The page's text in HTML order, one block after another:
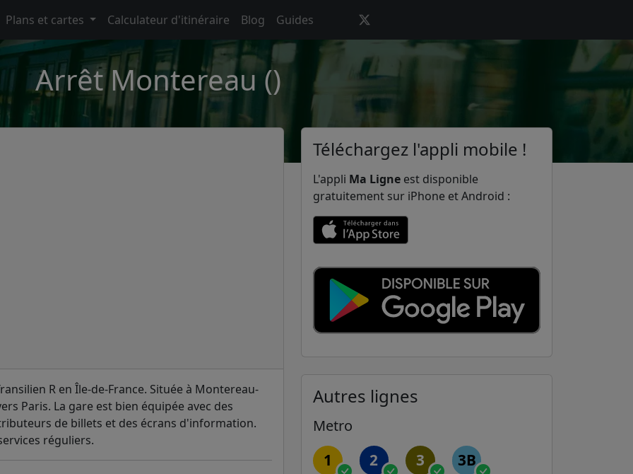
Plans et cartes Calculateur d'itinéraire Blog Guides
Arrêt Montereau ()
R en Île-de-France. Située à Montereau-
Paris. La gare est bien équipée avec des
de billets et des écrans d'information.
réguliers.
Téléchargez l'appli mobile !
L'appli Ma Ligne est disponible
gratuitement sur iPhone et Android :
Autres lignes
Metro
1 2 3 3B